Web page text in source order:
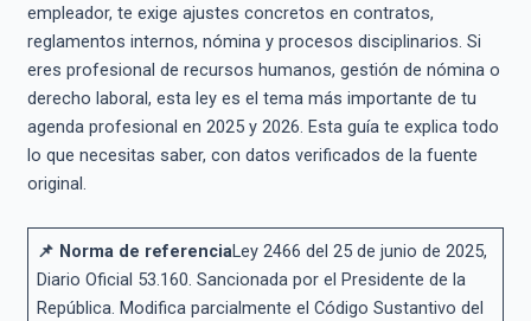
empleador, te exige ajustes concretos en contratos,
reglamentos internos, nómina y procesos disciplinarios. Si
eres profesional de recursos humanos, gestión de nómina o
derecho laboral, esta ley es el tema más importante de tu
agenda profesional en 2025 y 2026. Esta guía te explica todo
lo que necesitas saber, con datos verificados de la fuente
original.
📌 Norma de referenciaLey 2466 del 25 de junio de 2025,
Diario Oficial 53.160. Sancionada por el Presidente de la
República. Modifica parcialmente el Código Sustantivo del